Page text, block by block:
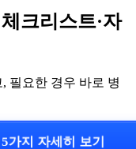
크리스트·자
필요한 경우 바로 병
가지 자세히 보기